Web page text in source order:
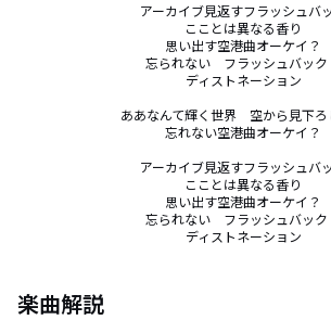
アーカイブ見返すフラッシュバ
こことは異なる香り
思い出す空港曲オーケイ？
忘られない　フラッシュバック
ディストネーション
ああなんて輝く世界　空から見下
忘れない空港曲オーケイ？
アーカイブ見返すフラッシュバ
こことは異なる香り
思い出す空港曲オーケイ？
忘られない　フラッシュバック
ディストネーション
楽曲解説